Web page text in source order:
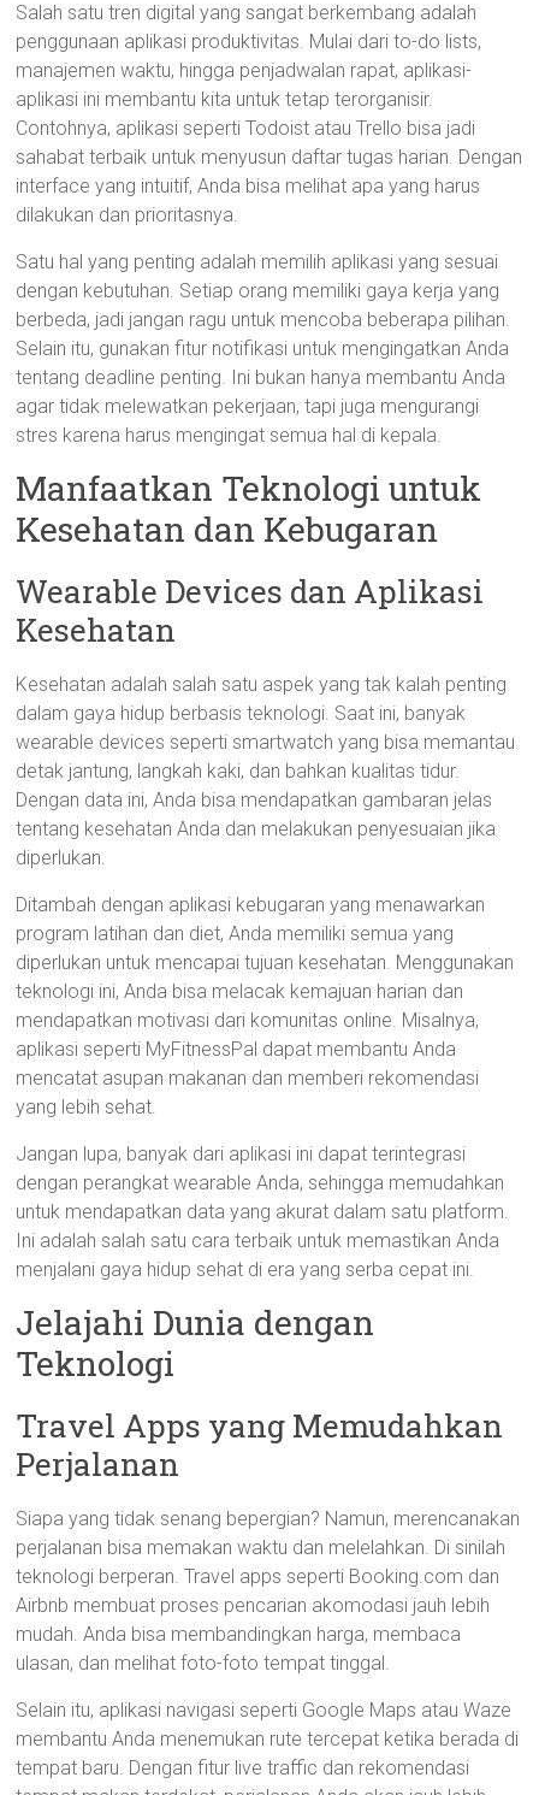
Salah satu tren digital yang sangat berkembang adalah
penggunaan aplikasi produktivitas. Mulai dari to-do lists,
manajemen waktu, hingga penjadwalan rapat, aplikasi-
aplikasi ini membantu kita untuk tetap terorganisir.
Contohnya, aplikasi seperti Todoist atau Trello bisa jadi
sahabat terbaik untuk menyusun daftar tugas harian. Dengan
interface yang intuitif, Anda bisa melihat apa yang harus
dilakukan dan prioritasnya.
Satu hal yang penting adalah memilih aplikasi yang sesuai
dengan kebutuhan. Setiap orang memiliki gaya kerja yang
berbeda, jadi jangan ragu untuk mencoba beberapa pilihan.
Selain itu, gunakan fitur notifikasi untuk mengingatkan Anda
tentang deadline penting. Ini bukan hanya membantu Anda
agar tidak melewatkan pekerjaan, tapi juga mengurangi
stres karena harus mengingat semua hal di kepala.
Manfaatkan Teknologi untuk
Kesehatan dan Kebugaran
Wearable Devices dan Aplikasi
Kesehatan
Kesehatan adalah salah satu aspek yang tak kalah penting
dalam gaya hidup berbasis teknologi. Saat ini, banyak
wearable devices seperti smartwatch yang bisa memantau
detak jantung, langkah kaki, dan bahkan kualitas tidur.
Dengan data ini, Anda bisa mendapatkan gambaran jelas
tentang kesehatan Anda dan melakukan penyesuaian jika
diperlukan.
Ditambah dengan aplikasi kebugaran yang menawarkan
program latihan dan diet, Anda memiliki semua yang
diperlukan untuk mencapai tujuan kesehatan. Menggunakan
teknologi ini, Anda bisa melacak kemajuan harian dan
mendapatkan motivasi dari komunitas online. Misalnya,
aplikasi seperti MyFitnessPal dapat membantu Anda
mencatat asupan makanan dan memberi rekomendasi
yang lebih sehat.
Jangan lupa, banyak dari aplikasi ini dapat terintegrasi
dengan perangkat wearable Anda, sehingga memudahkan
untuk mendapatkan data yang akurat dalam satu platform.
Ini adalah salah satu cara terbaik untuk memastikan Anda
menjalani gaya hidup sehat di era yang serba cepat ini.
Jelajahi Dunia dengan
Teknologi
Travel Apps yang Memudahkan
Perjalanan
Siapa yang tidak senang bepergian? Namun, merencanakan
perjalanan bisa memakan waktu dan melelahkan. Di sinilah
teknologi berperan. Travel apps seperti Booking.com dan
Airbnb membuat proses pencarian akomodasi jauh lebih
mudah. Anda bisa membandingkan harga, membaca
ulasan, dan melihat foto-foto tempat tinggal.
Selain itu, aplikasi navigasi seperti Google Maps atau Waze
membantu Anda menemukan rute tercepat ketika berada di
tempat baru. Dengan fitur live traffic dan rekomendasi